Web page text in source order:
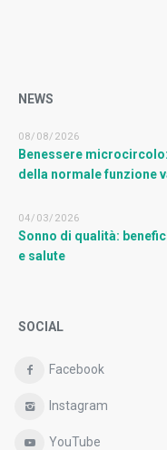
NEWS
08/08/2026
Benessere
della normale funzione
04/03/2026
Sonno di qualità:
e salute
SOCIAL
Facebook
Instagram
YouTube